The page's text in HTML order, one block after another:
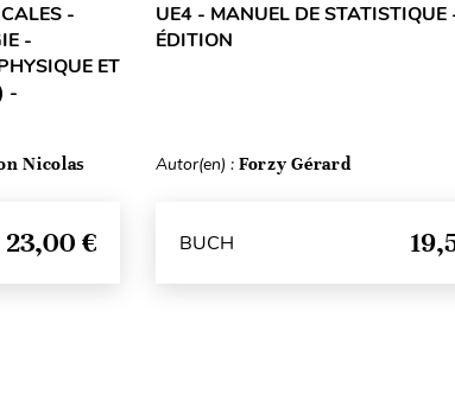
-
-
ET
-
Nicolas
23,00 €
UE4 - MANUEL DE STATISTIQUE
ÉDITION
Autor(en) : Forzy Gérard
BUCH